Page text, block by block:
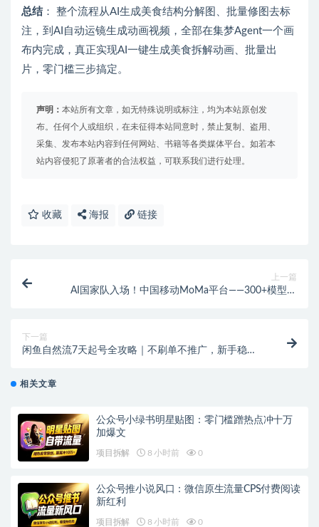
总结： 整个流程从AI生成美食结构分解图、批量修图去标
注，到AI自动运镜生成动画视频，全部在集梦Agent一个画
布内完成，真正实现AI一键生成美食拆解动画、批量出
片，零门槛三步搞定。
声明： 本站所有文章，如无特殊说明或标注，均为本站原创发
布。任何个人或组织，在未征得本站同意时，禁止复制、盗用、
采集、发布本站内容到任何网站、书籍等各类媒体平台。如若本
站内容侵犯了原著者的合法权益，可联系我们进行处理。
收藏 海报 链接
上一篇
AI国家队入场！中国移动MoMa平台——300+模型聚
下一篇
闲鱼自然流7天起号全攻略｜不刷单不推广，新手稳扎
相关文章
公众号小绿书明星贴图：零门槛蹭热点冲十万
加爆文
项目拆解 8 小时前 0
公众号推小说风口：微信原生流量CPS付费阅读
新红利
项目拆解 8 小时前 0